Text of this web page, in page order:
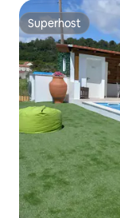
Superhost
Superhost